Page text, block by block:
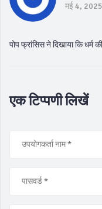
मई 4,
पोप फ्रांसिस ने दिखाया कि धर्म
एक टिप्पणी लिखें